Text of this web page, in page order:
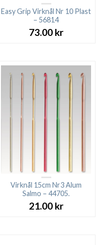
Easy Grip Virknål Nr 10 Plast
– 56814
73.00 kr
Virknål 15cm Nr3 Alum
Salmo – 44705.
21.00 kr